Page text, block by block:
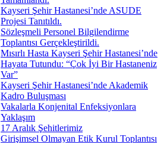
Kayseri Şehir Hastanesi’nde ASUDE
Projesi Tanıtıldı.
Sözleşmeli Personel Bilgilendirme
Toplantısı Gerçekleştirildi.
Mısırlı Hasta Kayseri Şehir Hastanesi’nde
Hayata Tutundu: “Çok İyi Bir Hastaneniz
Var”
Kayseri Şehir Hastanesi’nde Akademik
Kadro Buluşması
Vakalarla Konjenital Enfeksiyonlara
Yaklaşım
17 Aralık Şehitlerimiz
Girişimsel Olmayan Etik Kurul Toplantısı